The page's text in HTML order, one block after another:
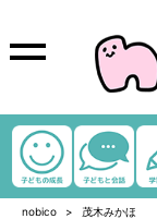
nobico 茂木みかほ